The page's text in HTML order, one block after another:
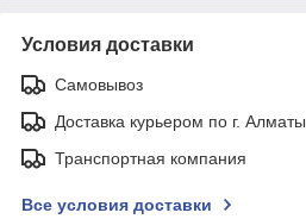
Условия доставки
Самовывоз
Доставка курьером по г. Алматы
Транспортная компания
Все условия доставки